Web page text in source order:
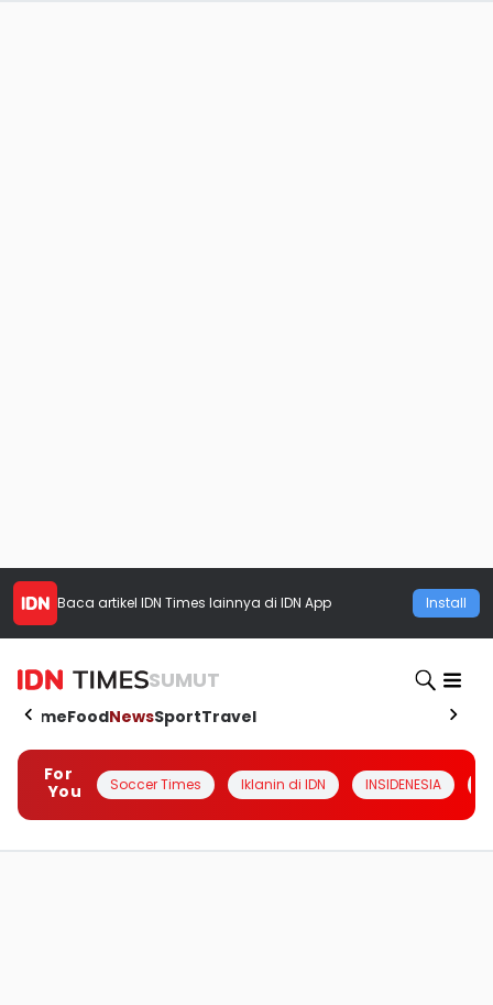
Baca artikel IDN Times lainnya di IDN App Install
SUMUT
HomeFoodNewsSportTravel
For
You
Soccer Times Iklanin di IDN INSIDENESIA